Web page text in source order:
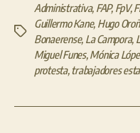
Etiquetas
Administrativa, FAP, FpV,
Guillermo Kane, Hugo
Bonaerense, La Campora,
Miguel Funes, Mónica
protesta, trabajadores